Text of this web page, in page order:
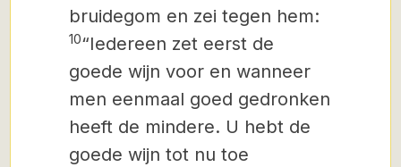
bruidegom en zei tegen hem:
10“Iedereen zet eerst de
goede wijn voor en wanneer
men eenmaal goed gedronken
heeft de mindere. U hebt de
goede wijn tot nu toe